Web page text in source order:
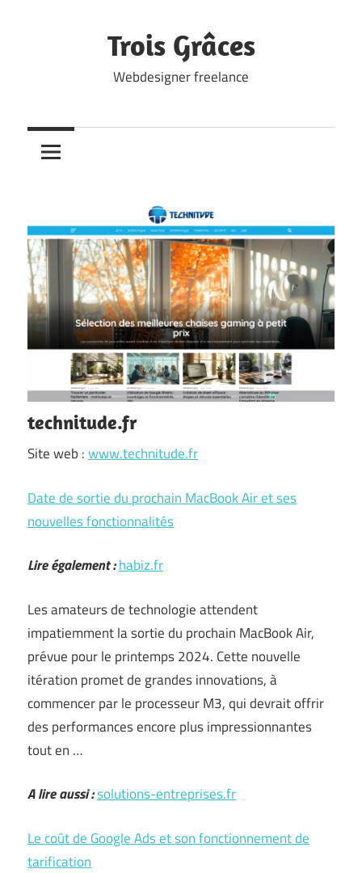
Trois Grâces
Webdesigner freelance
technitude.fr
Site web :www.technitude.fr
Date de sortie du prochain MacBook Air et ses
nouvelles fonctionnalités
Lire également :habiz.fr
Les amateurs de technologie attendent
impatiemment la sortie du prochain MacBook Air,
prévue pour le printemps 2024. Cette nouvelle
itération promet de grandes innovations, à
commencer par le processeur M3, qui devrait offrir
des performances encore plus impressionnantes
tout en …
A lire aussi :solutions-entreprises.fr
Le coût de Google Ads et son fonctionnement de
tarification